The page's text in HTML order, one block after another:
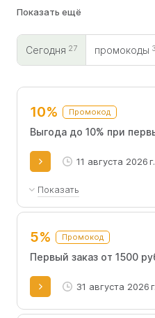
Сегодня 27 промокоды 3
10% Промокод
Выгода до 10% при
11 августа 2026 г.
Показать
Действует на заказ
5% Промокод
Первый заказ от 1500
31 августа 2026 г.
демократичные аналоги,
накопительные баллы и
работает по всей России и
прямо онлайн. В блоге есть
Показать ещё